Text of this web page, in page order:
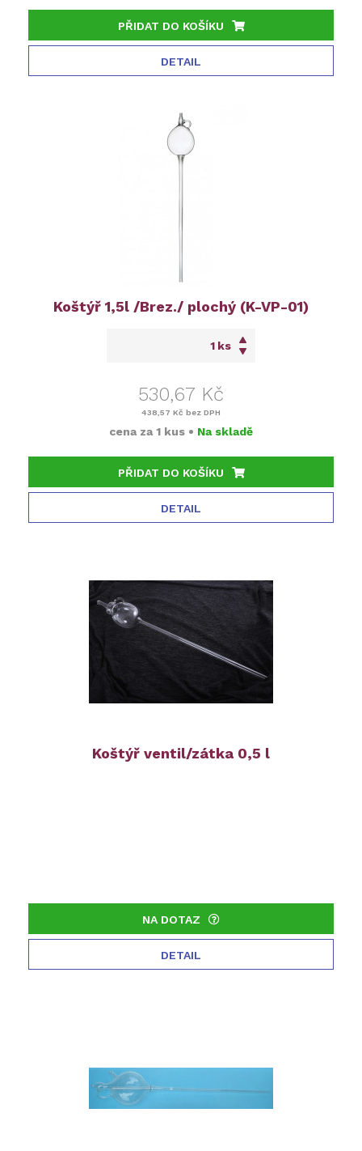
PŘIDAT DO KOŠÍKU
DETAIL
Koštýř 1,5l /Brez./ plochý (K-VP-01)
ks
530,67 Kč
438,57 Kč bez DPH
cena za 1 kus • Na skladě
PŘIDAT DO KOŠÍKU
DETAIL
Koštýř ventil/zátka 0,5 l
NA DOTAZ
DETAIL